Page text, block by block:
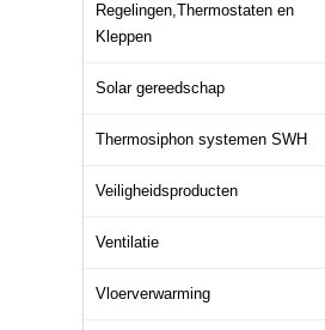
Regelingen,Thermostaten en
Kleppen
Solar gereedschap
Thermosiphon systemen SWH
Veiligheidsproducten
Ventilatie
Vloerverwarming